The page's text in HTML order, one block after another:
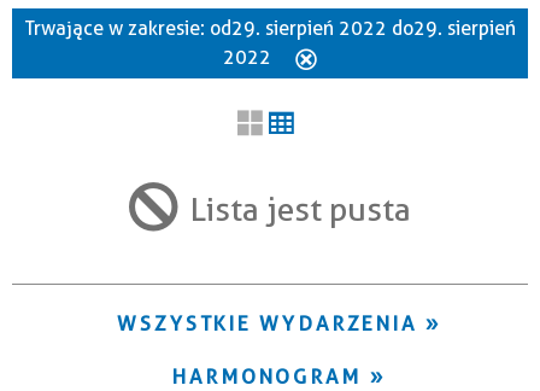
Szukana fraza
Trwające w zakresie
Trwające w zakresie: od 29. sierpień 2022 do 29. sierpień
2022
Lista jest pusta
WSZYSTKIE WYDARZENIA
HARMONOGRAM